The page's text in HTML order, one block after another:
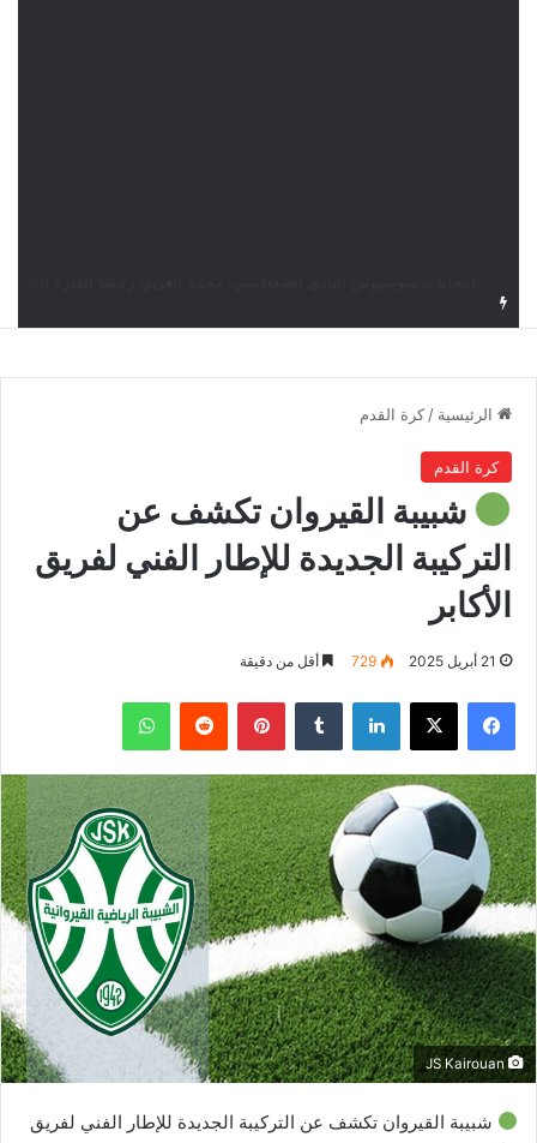
الرئيسية / كرة القدم
كرة القدم
شبيبة القيروان تكشف عن
التركيبة الجديدة للإطار الفني لفريق
الأكابر
21 أبريل 2025 729 أقل من دقيقة
فيسبوك ‫X لينكدإن بينتيريست واتساب
JS Kairouan
شبيبة القيروان تكشف عن التركيبة الجديدة للإطار الفني لفريق